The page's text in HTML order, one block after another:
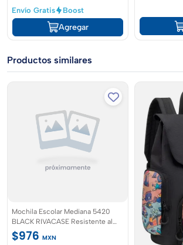
Envío Gratis
Boost
Agregar
Productos similares
Mochila Escolar Mediana 5420
BLACK RIVACASE Resistente al
Agua
$976 MXN